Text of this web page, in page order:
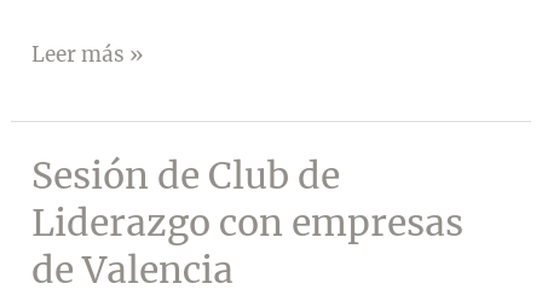
Presentación
Trabajos
Digylid
en
XII
Congreso
Leer más »
Sesión de Club de
Liderazgo con empresas
de Valencia